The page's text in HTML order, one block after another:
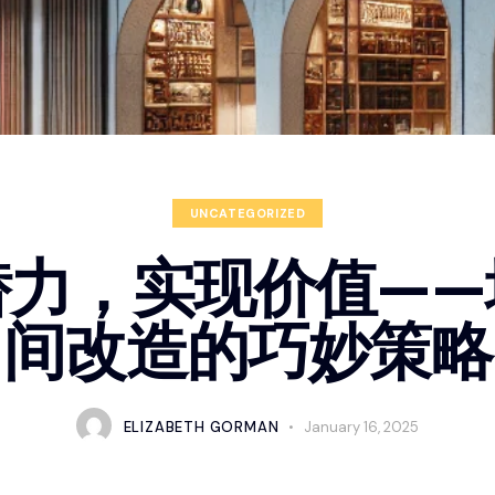
UNCATEGORIZED
，实现价值
间改造的巧妙策略
ELIZABETH GORMAN January 16, 2025